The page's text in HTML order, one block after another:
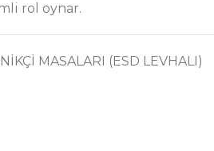
rol oynar.
MASALARI (ESD LEVHALI)